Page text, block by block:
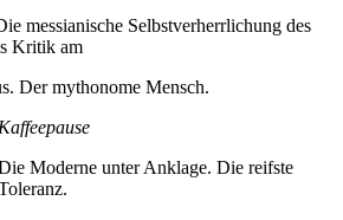
Selbstverherrlichung des
Kritik am
Der mythonome Mensch.
Moderne unter Anklage. Die reifste